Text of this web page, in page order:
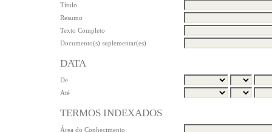
Título
Resumo
Texto Completo
Documento(s) suplementar(es)
DATA
De
Até
TERMOS INDEXADOS
Área do Conhecimento